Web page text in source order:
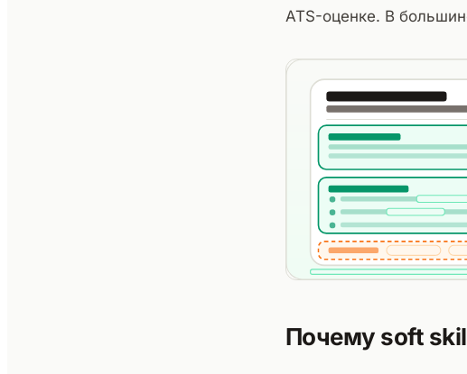
ATS-оценке. В
Почему soft